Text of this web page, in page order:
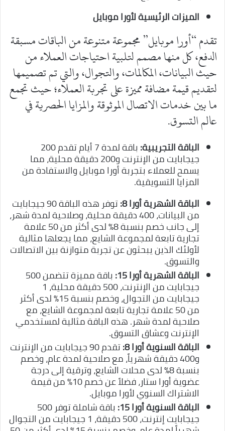
الميزات الرئيسية لأورا موبايل
تقدم “أورا موبايل” مجموعة متنوعة من الباقات مسبقة
الدفع، كل منها مصمم لتلبية احتياجات العملاء من
حيث البيانات، المكالمات، والتجوال، والتي تم تصميمها
لتقديم قيمة مضافة مميزة على تجربة العملاء؛ حيث تجمع
ما بين خدمات الاتصال الموثوقة والمزايا الحصرية في
عالم التسوق.
الباقة التجريبية: باقة لمدة 7 أيام تقدم 200
جيجابايت من الإنترنت و200 دقيقة محلية، مما
يسمح للعملاء بتجربة أورا موبايل والاستفادة من
المزايا التسويقية.
الباقة الشهرية أورا 8:
توفر هذه الباقة 90 جيجابايت
من البيانات، 400 دقيقة محلية، وصلاحية لمدة شهر،
إلى جانب خصم بنسبة 8٪ لدى أكثر من 50 علامة
تجارية تابعة لمجموعة الشايع، مما يجعلها مثالية
لأولئك الذين يبحثون عن تجربة متوازنة بين الاتصالات
والتسوق.
الباقة الشهرية أورا 15
: باقة مميزة تتضمن 500
جيجابايت من الإنترنت، 500 دقيقة محلية، 1
جيجابايت من التجوال، وخصم بنسبة 15٪ لدى أكثر
من 50 علامة تجارية تابعة لمجموعة الشايع، مع
صلاحية لمدة شهر. هذه الباقة مثالية لمستخدمي
الإنترنت وعشاق التسوق.
الباقة السنوية أورا 8 : تقدم 90 جيجابايت من الإنترنت
و400 دقيقة شهرياً، مع صلاحية لمدة عام، وخصم
بنسبة 8٪ لدى محلات الشايع، وترقية إلى درجة
عضوية أورا ستار، فضلاً عن خصم 10% من قيمة
الاشتراك السنوي لأورا موبايل.
الباقة السنوية أورا 15:
باقة شاملة توفر 500
جيجابايت إنترنت، 500 دقيقة، 1 جيجابايت من التجوال